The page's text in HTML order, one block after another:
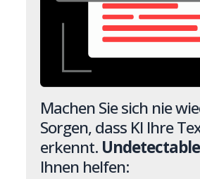
Machen Sie sich nie
Sorgen, dass KI Ihre
erkennt.
Ihnen helfen: